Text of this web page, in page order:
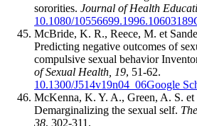
sororities. Journal of Health
10.1080/10556699.1996.10603189
McBride, K. R., Reece, M. et
Predicting negative outcomes of
compulsive sexual behavior
of Sexual Health, 19, 51-62.
10.1300/J514v19n04_06Google
McKenna, K. Y. A., Green, A. S.
Demarginalizing the sexual self.
38, 302-311.